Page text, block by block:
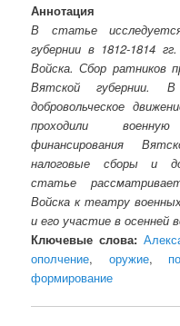
Аннотация
В статье
губернии в 1812-1814
Войска. Сбор ратников
Вятской губернии.
добровольческое
проходили
финансирования
налоговые сборы и
статье
Войска к театру
и его участие в осенней
Ключевые слова:
ополчение, оружие,
формирование